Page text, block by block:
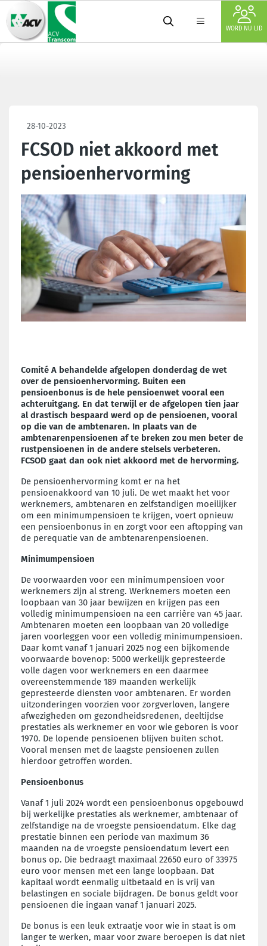
WORD NU LID
28-10-2023
FCSOD niet akkoord met
pensioenhervorming
Comité A behandelde afgelopen donderdag de wet
over de pensioenhervorming. Buiten een
pensioenbonus is de hele pensioenwet vooral een
achteruitgang. En dat terwijl er de afgelopen tien jaar
al drastisch bespaard werd op de pensioenen, vooral
op die van de ambtenaren. In plaats van de
ambtenarenpensioenen af te breken zou men beter de
rustpensioenen in de andere stelsels verbeteren.
FCSOD gaat dan ook niet akkoord met de hervorming.
De pensioenhervorming komt er na het
pensioenakkoord van 10 juli. De wet maakt het voor
werknemers, ambtenaren en zelfstandigen moeilijker
om een minimumpensioen te krijgen, voert opnieuw
een pensioenbonus in en zorgt voor een aftopping van
de perequatie van de ambtenarenpensioenen.
Minimumpensioen
De voorwaarden voor een minimumpensioen voor
werknemers zijn al streng. Werknemers moeten een
loopbaan van 30 jaar bewijzen en krijgen pas een
volledig minimumpensioen na een carrière van 45 jaar.
Ambtenaren moeten een loopbaan van 20 volledige
jaren voorleggen voor een volledig minimumpensioen.
Daar komt vanaf 1 januari 2025 nog een bijkomende
voorwaarde bovenop: 5000 werkelijk gepresteerde
volle dagen voor werknemers en een daarmee
overeenstemmende 189 maanden werkelijk
gepresteerde diensten voor ambtenaren. Er worden
uitzonderingen voorzien voor zorgverloven, langere
afwezigheden om gezondheidsredenen, deeltijdse
prestaties als werknemer en voor wie geboren is voor
1970. De lopende pensioenen blijven buiten schot.
Vooral mensen met de laagste pensioenen zullen
hierdoor getroffen worden.
Pensioenbonus
Vanaf 1 juli 2024 wordt een pensioenbonus opgebouwd
bij werkelijke prestaties als werknemer, ambtenaar of
zelfstandige na de vroegste pensioendatum. Elke dag
prestatie binnen een periode van maximum 36
maanden na de vroegste pensioendatum levert een
bonus op. Die bedraagt maximaal 22650 euro of 33975
euro voor mensen met een lange loopbaan. Dat
kapitaal wordt eenmalig uitbetaald en is vrij van
belastingen en sociale bijdragen. De bonus geldt voor
pensioenen die ingaan vanaf 1 januari 2025.
De bonus is een leuk extraatje voor wie in staat is om
langer te werken, maar voor zware beroepen is dat niet